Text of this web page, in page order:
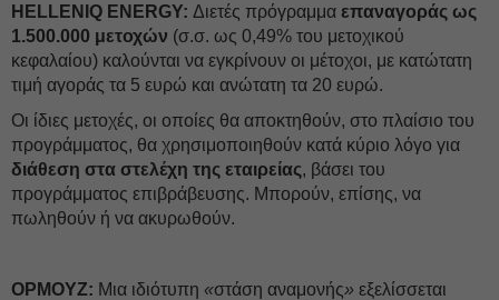
HELLENIQ ENERGY: Διετές πρόγραμμα επαναγοράς ως
1.500.000 μετοχών (σ.σ. ως 0,49% του μετοχικού
κεφαλαίου) καλούνται να εγκρίνουν οι μέτοχοι, με κατώτατη
τιμή αγοράς τα 5 ευρώ και ανώτατη τα 20 ευρώ.
Οι ίδιες μετοχές, οι οποίες θα αποκτηθούν, στο πλαίσιο του
προγράμματος, θα χρησιμοποιηθούν κατά κύριο λόγο για
διάθεση στα στελέχη της εταιρείας, βάσει του
προγράμματος επιβράβευσης. Μπορούν, επίσης, να
πωληθούν ή να ακυρωθούν.
ΟΡΜΟΥΖ: Μια ιδιότυπη «στάση αναμονής» εξελίσσεται